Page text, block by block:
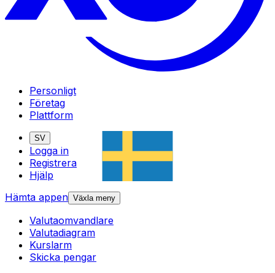
Personligt
Företag
Plattform
SV
Logga in
Registrera
Hjälp
Hämta appen Växla meny
Valutaomvandlare
Valutadiagram
Kurslarm
Skicka pengar